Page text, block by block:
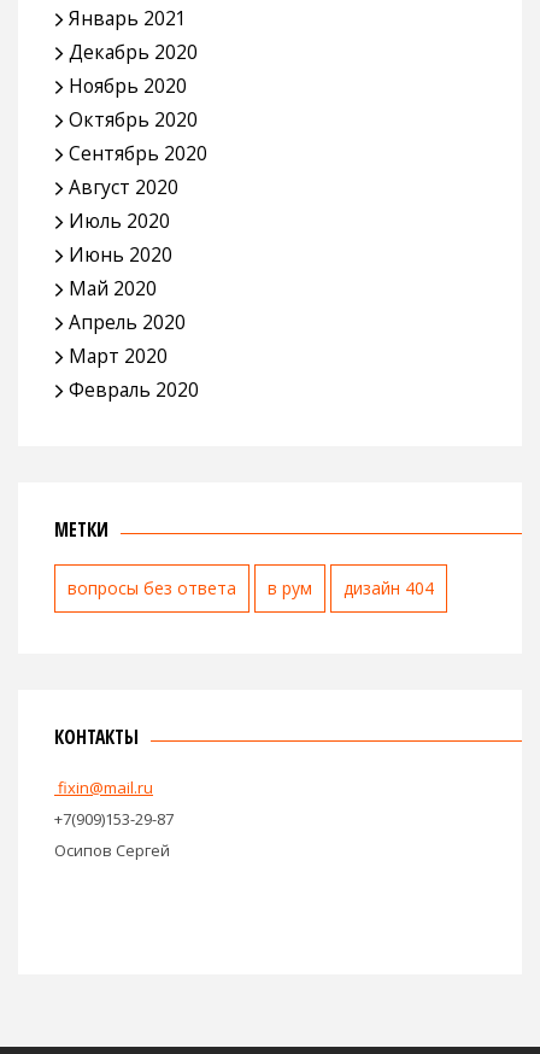
Январь 2021
Декабрь 2020
Ноябрь 2020
Октябрь 2020
Сентябрь 2020
Август 2020
Июль 2020
Июнь 2020
Май 2020
Апрель 2020
Март 2020
Февраль 2020
МЕТКИ
вопросы без ответа в рум дизайн 404
КОНТАКТЫ
fixin@mail.ru
+7(909)153-29-87
Осипов Сергей